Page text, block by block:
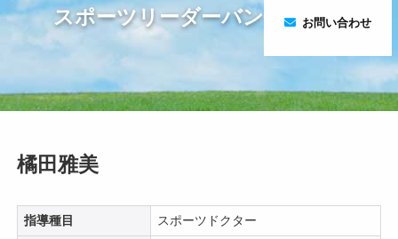
お問い合わせ
スポーツリーダーバンク
橘田雅美
指導種目 スポーツドクター